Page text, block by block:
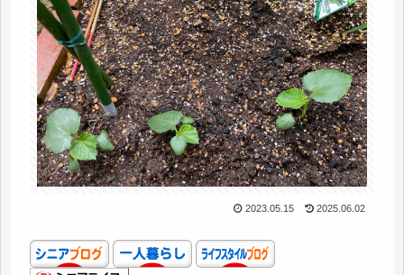
2023.05.15 2025.06.02